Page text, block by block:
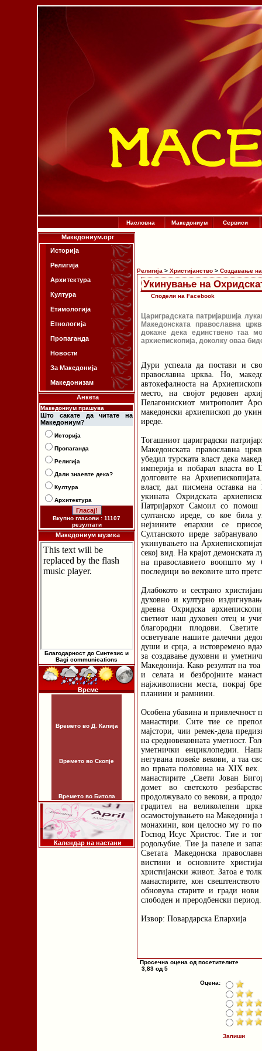
Насловна Македониум Сервиси
Македониум.орг
Историја
Религија
Архитектура
Култура
Етимологија
Етнологија
Пропаганда
Новости
За Македонија
Македонизам
Анкета
Македониум прашува
Што сакате да читате на
Македониум?
Историја
Пропаганда
Религија
Дали знаевте дека?
Култура
Архитектура
Вкупно гласови : 11107
резултати
Македониум музика
Благодарност до Синтезис и
Bagi communications
Време
Времето во Д. Капија
Времето во Скопје
Времето во Битола
Календар на настани
Религија > Христијанство > Создавање на
Укинување на
Сподели на Facebook
Цариградската патријаршија
Македонската православна
докаже дека единствено таа
архиепископија, доколку оваа
Дури успеала да постави и
православна црква. Но,
автокефалноста на
место, на својот редовен
Пелагонискиот митрополит
македонски архиепископ до
иреде.
Тогашниот цариградски
Македонската православна
убедил турската власт дека
империја и побарал власта во
долговите на
власт, дал писмена оставка
укината Охридската
Патријархот Самоил со помош
султанско иреде, со кое била
нејзините епархии се
Султанското иреде
укинувањето на
секој вид. На крајот демонската
на православието воопшто му
последици во вековите што
Длабокото и сестрано
духовно и културно
древна Охридска
светиот наш духовен отец и
благородни плодови.
осветувале нашите далечни
души и срца, а истовремено
за создавање духовни и
Македонија. Како резултат на
и селата и безбројните
најживописни места, покрај
планини и рамнини.
Особена убавина и привлечност
манастири. Сите тие се
мајстори, чии ремек-дела
на средновековната уметност.
уметнички енциклопедии.
негувана повеќе векови, а таа
во првата половина на XIX век.
манастирите „Свети Јован
домет во светското
продолжувало со векови, а
градител на великолепни
осамостојувањето на
монахини, кои целосно му го
Господ Исус Христос. Тие и
родољубие. Тие ја пазеле и
Светата Македонска
вистини и основните
христијански живот. Затоа е
манастирите, кон
обновува старите и гради
слободен и преродбенски период.
Извор: Повардарска Епархија
Просечна оцена од посетителите
3,83 од 5
Оцена:
Запиши